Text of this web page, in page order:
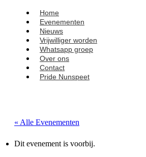
Home
Evenementen
Nieuws
Vrijwilliger worden
Whatsapp groep
Over ons
Contact
Pride Nunspeet
« Alle Evenementen
Dit evenement is voorbij.